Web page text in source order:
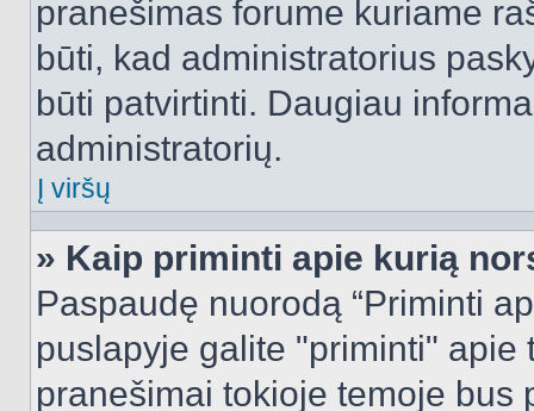
pranešimas forume kuriame
būti, kad administratorius
būti patvirtinti. Daugiau
administratorių.
Į viršų
» Kaip priminti apie kurią
Paspaudę nuorodą “Priminti
puslapyje galite "priminti"
pranešimai tokioje temoje bus